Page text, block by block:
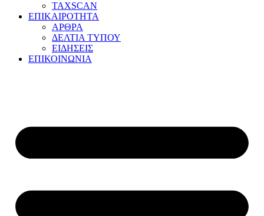
TAXSCAN
ΕΠΙΚΑΙΡΟΤΗΤΑ
ΑΡΘΡΑ
ΔΕΛΤΙΑ ΤΥΠΟΥ
ΕΙΔΗΣΕΙΣ
ΕΠΙΚΟΙΝΩΝΙΑ